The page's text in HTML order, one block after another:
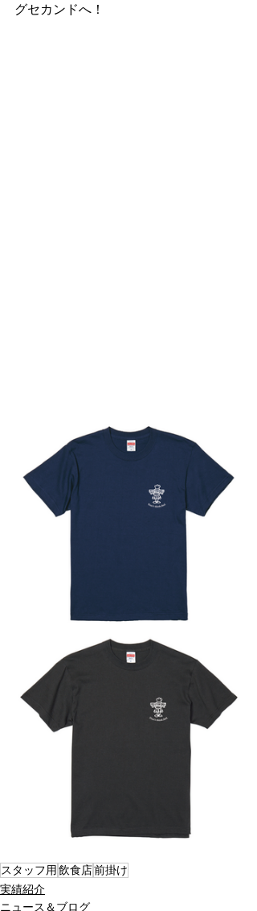
グセカンドへ！
スタッフ用 飲食店前掛け
実績紹介
ニュース＆ブログ